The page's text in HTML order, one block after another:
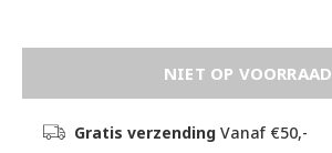
NIET OP VOORRAAD
Gratis verzendingVanaf €50,-